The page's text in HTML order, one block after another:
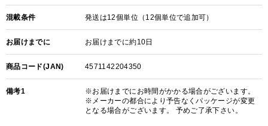
混載条件 発送は12個単位（12個単位で追加可）
お届けまでに お届けまでに約10日
商品コード(JAN) 4571142204350
備考1
※お届けまでにお時間がかかる場合がございます。
※メーカーの都合により予告なくパッケージが変更
となる場合がございます。 予めご了承下さい。